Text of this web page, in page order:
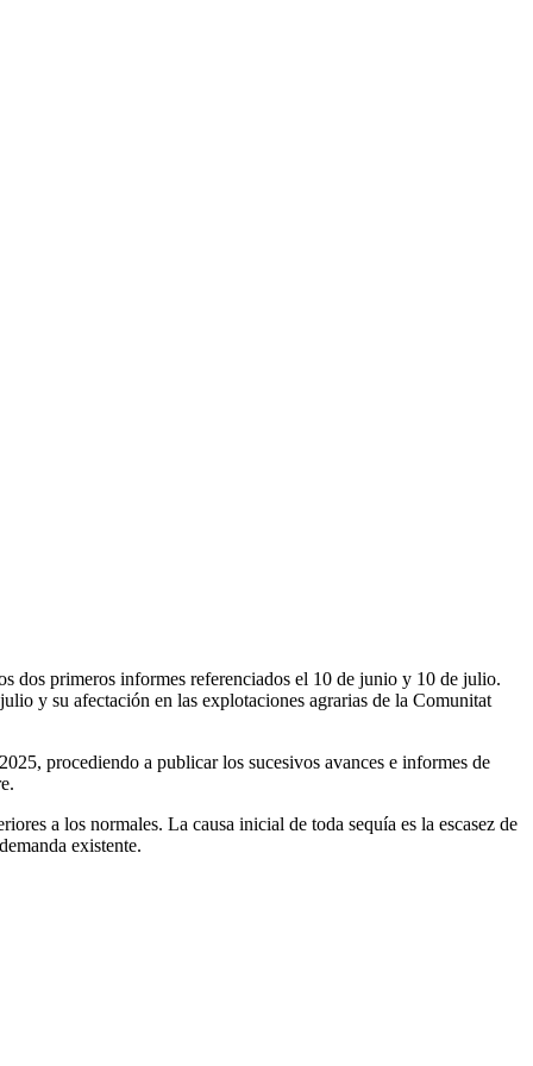
dos primeros informes referenciados el 10 de junio y 10 de julio.
y su afectación en las explotaciones agrarias de la Comunitat
procediendo a publicar los sucesivos avances e informes de
a los normales. La causa inicial de toda sequía es la escasez de
existente.